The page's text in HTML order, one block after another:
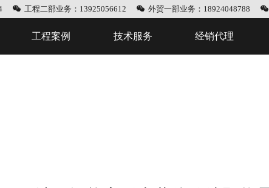
工程二部业务：13925056612 外贸一部业务：18924048788
工程案例 技术服务 经销代理